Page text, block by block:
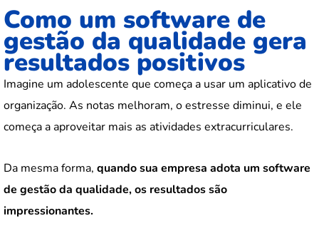
Como um software de
gestão da qualidade gera
resultados positivos
Imagine um adolescente que começa a usar um aplicativo de
organização. As notas melhoram, o estresse diminui, e ele
começa a aproveitar mais as atividades extracurriculares.
Da mesma forma, quando sua empresa adota um software
de gestão da qualidade, os resultados são
impressionantes.